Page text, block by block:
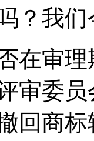
？我
在审
审委
回商